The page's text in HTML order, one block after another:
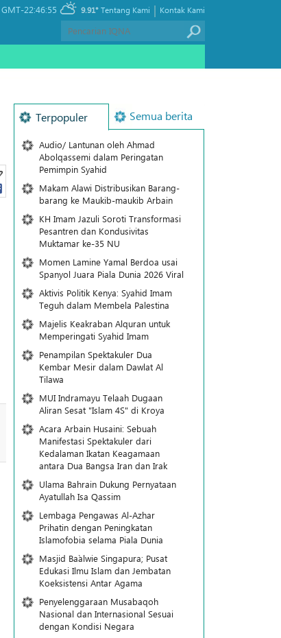
GMT-22:46:55 9.91° Kontak Kami
|
Tentang Kami
Terpopuler Semua berita
Audio/ Lantunan oleh Ahmad
Abolqassemi dalam Peringatan
Pemimpin Syahid
Makam Alawi Distribusikan Barang-
barang ke Maukib-maukib Arbain
KH Imam Jazuli Soroti Transformasi
Pesantren dan Kondusivitas
Muktamar ke-35 NU
Momen Lamine Yamal Berdoa usai
Spanyol Juara Piala Dunia 2026 Viral
Aktivis Politik Kenya: Syahid Imam
Teguh dalam Membela Palestina
Majelis Keakraban Alquran untuk
Memperingati Syahid Imam
Penampilan Spektakuler Dua
Kembar Mesir dalam Dawlat Al
Tilawa
MUI Indramayu Telaah Dugaan
Aliran Sesat "Islam 4S" di Kroya
Acara Arbain Husaini: Sebuah
Manifestasi Spektakuler dari
Kedalaman Ikatan Keagamaan
antara Dua Bangsa Iran dan Irak
Ulama Bahrain Dukung Pernyataan
Ayatullah Isa Qassim
Lembaga Pengawas Al-Azhar
Prihatin dengan Peningkatan
Islamofobia selama Piala Dunia
Masjid Ba`alwie Singapura; Pusat
Edukasi Ilmu Islam dan Jembatan
Koeksistensi Antar Agama
Penyelenggaraan Musabaqoh
Nasional dan Internasional Sesuai
dengan Kondisi Negara